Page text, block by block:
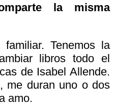
la misma
Tenemos la
libros todo el
de Isabel Allende.
me duran uno o dos
amo.